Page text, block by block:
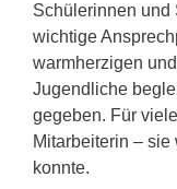
Schülerinnen und
wichtige
warmherzigen
Jugendliche
gegeben. Für
Mitarbeiterin – sie
konnte.